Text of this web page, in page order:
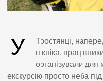
У
Тростянці,
пікніка,
організували для
екскурсію просто неба